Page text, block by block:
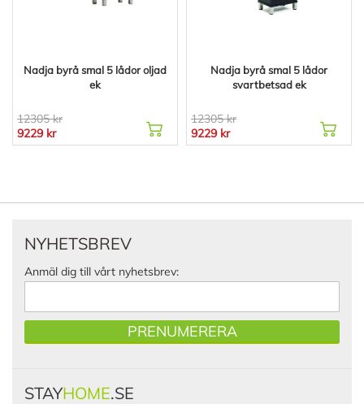
Nadja byrå smal 5 lådor oljad
ek
12305 kr
9229 kr
Nadja byrå smal 5 lådor
svartbetsad ek
12305 kr
9229 kr
NYHETSBREV
Anmäl dig till vårt nyhetsbrev:
PRENUMERERA
STAYHOME.SE